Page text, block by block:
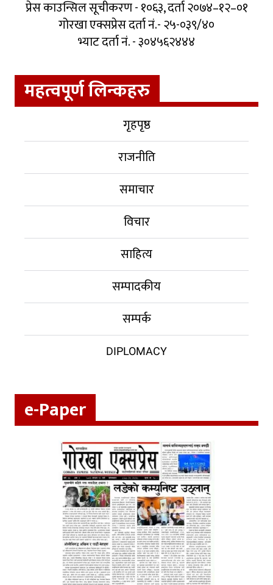
प्रेस काउन्सिल सूचीकरण - १०६३, दर्ता २०७४–१२–०१
गोरखा एक्सप्रेस दर्ता नं.- २५-०३९/४०
भ्याट दर्ता नं. - ३०४५६२४४४
महत्वपूर्ण लिन्कहरु
गृहपृष्ठ
राजनीति
समाचार
विचार
साहित्य
सम्पादकीय
सम्पर्क
DIPLOMACY
e-Paper